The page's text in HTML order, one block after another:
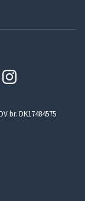
br. DK17484575